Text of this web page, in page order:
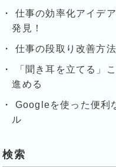
仕事の効率化アイデ
発見！
仕事の段取り改善方法
「聞き耳を立てる」
進める
Googleを使った便利
ル
検索